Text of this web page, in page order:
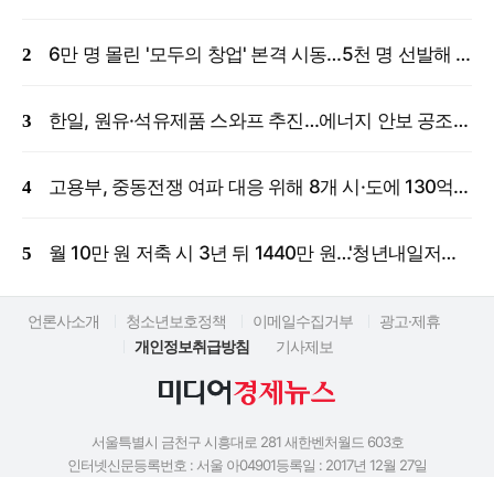
6만 명 몰린 '모두의 창업' 본격 시동…5천 명 선발해 밀착 지원
한일, 원유·석유제품 스와프 추진…에너지 안보 공조 강화
고용부, 중동전쟁 여파 대응 위해 8개 시·도에 130억 원 긴급 투입
월 10만 원 저축 시 3년 뒤 1440만 원…'청년내일저축계좌' 신규 모집
언론사소개 청소년보호정책 이메일수집거부
광고·제휴
개인정보취급방침
기사제보
서울특별시 금천구 시흥대로 281 새한벤처월드 603호
인터넷신문등록번호 : 서울 아04901등록일 : 2017년 12월 27일